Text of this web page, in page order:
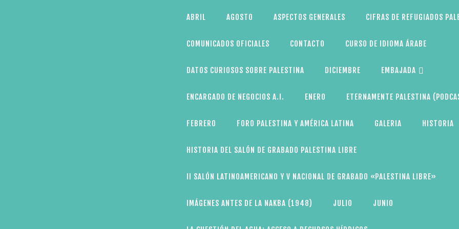
ABRIL AGOSTO ASPECTOS GENERALES CIFRAS DE REFUGIADOS
COMUNICADOS OFICIALES CONTACTO CURSO DE IDIOMA ÁRABE
DATOS CURIOSOS SOBRE PALESTINA DICIEMBRE EMBAJADA
ENCARGADO DE NEGOCIOS A.I. ENERO ETERNAMENTE PALESTINA
FEBRERO FORO PALESTINA Y AMÉRICA LATINA GALERIA HISTORIA
HISTORIA DEL SALÓN DE GRABADO PALESTINA LIBRE
II SALÓN LATINOAMERICANO Y V NACIONAL DE GRABADO «PALESTINA LIBRE»
IMÁGENES ANTES DE LA NAKBA (1948) JULIO JUNIO